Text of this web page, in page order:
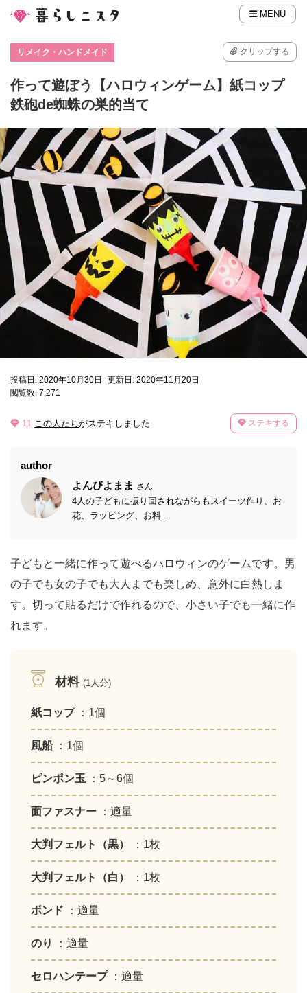
MENU
リメイク・ハンドメイド クリップする
作って遊ぼう【ハロウィンゲーム】紙コップ
鉄砲de蜘蛛の巣的当て
投稿日: 2020年10月30日
更新日: 2020年11月20日
閲覧数: 7,271
11 この人たちがステキしました ステキする
author
よんぴよまま さん
4人の子どもに振り回されながらもスイーツ作り、お
花、ラッピング、お料...
子どもと一緒に作って遊べるハロウィンのゲームです。男
の子でも女の子でも大人までも楽しめ、意外に白熱しま
す。切って貼るだけで作れるので、小さい子でも一緒に作
れます。
材料 (1人分)
紙コップ ：1個
風船 ：1個
ピンポン玉 ：5～6個
面ファスナー ：適量
大判フェルト（黒） ：1枚
大判フェルト（白） ：1枚
ボンド ：適量
のり ：適量
セロハンテープ ：適量